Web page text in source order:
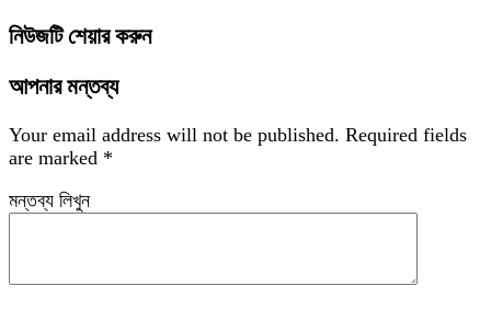
নিউজটি শেয়ার করুন
আপনার মন্তব্য
Your email address will not be published. Required fields
are marked *
মন্তব্য লিখুন